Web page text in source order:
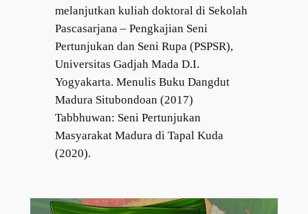
melanjutkan kuliah doktoral di Sekolah
Pascasarjana – Pengkajian Seni
Pertunjukan dan Seni Rupa (PSPSR),
Universitas Gadjah Mada D.I.
Yogyakarta. Menulis Buku Dangdut
Madura Situbondoan (2017)
Tabbhuwan: Seni Pertunjukan
Masyarakat Madura di Tapal Kuda
(2020).